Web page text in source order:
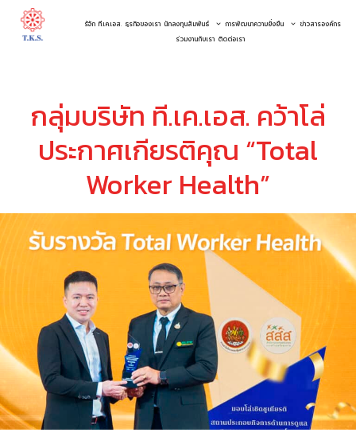
รู้จัก ที.เค.เอส. ธุรกิจของเรา นักลงทุนสัมพันธ์ การพัฒนาความยั่งยืน
ข่าวสารองค์กร
ร่วมงานกับเรา ติดต่อเรา
กลุ่มบริษัท ที.เค.เอส. คว้าโล่
ประกาศเกียรติคุณ “Total
Worker Health”